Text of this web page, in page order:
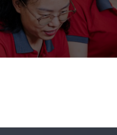
SEASTOCK
WEB